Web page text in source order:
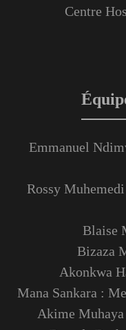
Centre
Emmanuel
Rossy
Blaise
Bizaza
Akonkwa
Mana Sankara :
Akime